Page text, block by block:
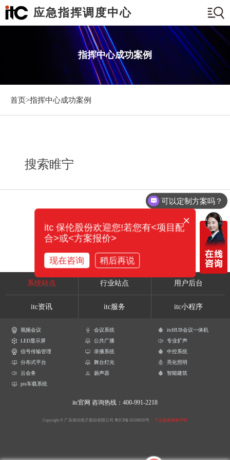
应急指挥调度中心
指挥中心成功案例
首页>指挥中心成功案例
搜索睢宁
系统站点 行业站点 用户后台
itc资讯 itc服务 itc小程序
视频会议 会议系统
itcHUB会议一体机
LED显示屏
公共广播
专业扩声
信号传输管理
录播系统
中控系统
分布式平台
舞台灯光
亮化照明
云会务
扬声器
智能建筑
pis车载系统
itc官网 咨询热线：400-991-2218
Copyright © 广东保伦电子股份有限公司 粤ICP备16106620号 产品参数解释声明
可以定制方案吗？
×
itc 保伦股份欢迎您!若您有<项目配
合>或<方案报价>
现在咨询 稍后再说